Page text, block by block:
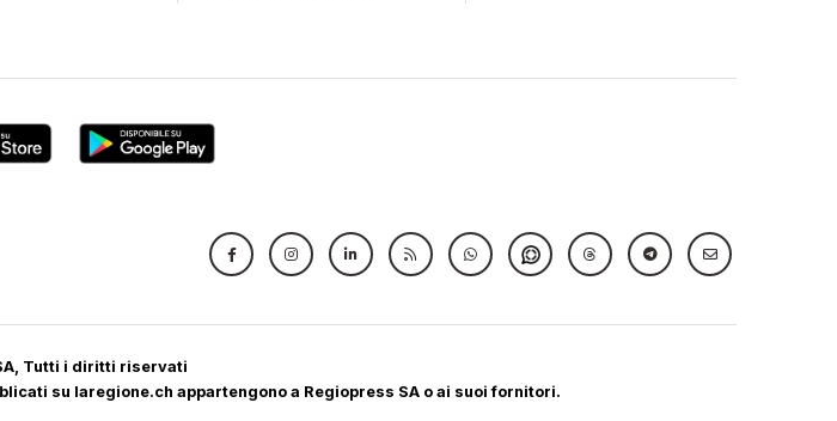
Tutti i diritti riservati
su laregione.ch appartengono a Regiopress SA o ai suoi fornitori.